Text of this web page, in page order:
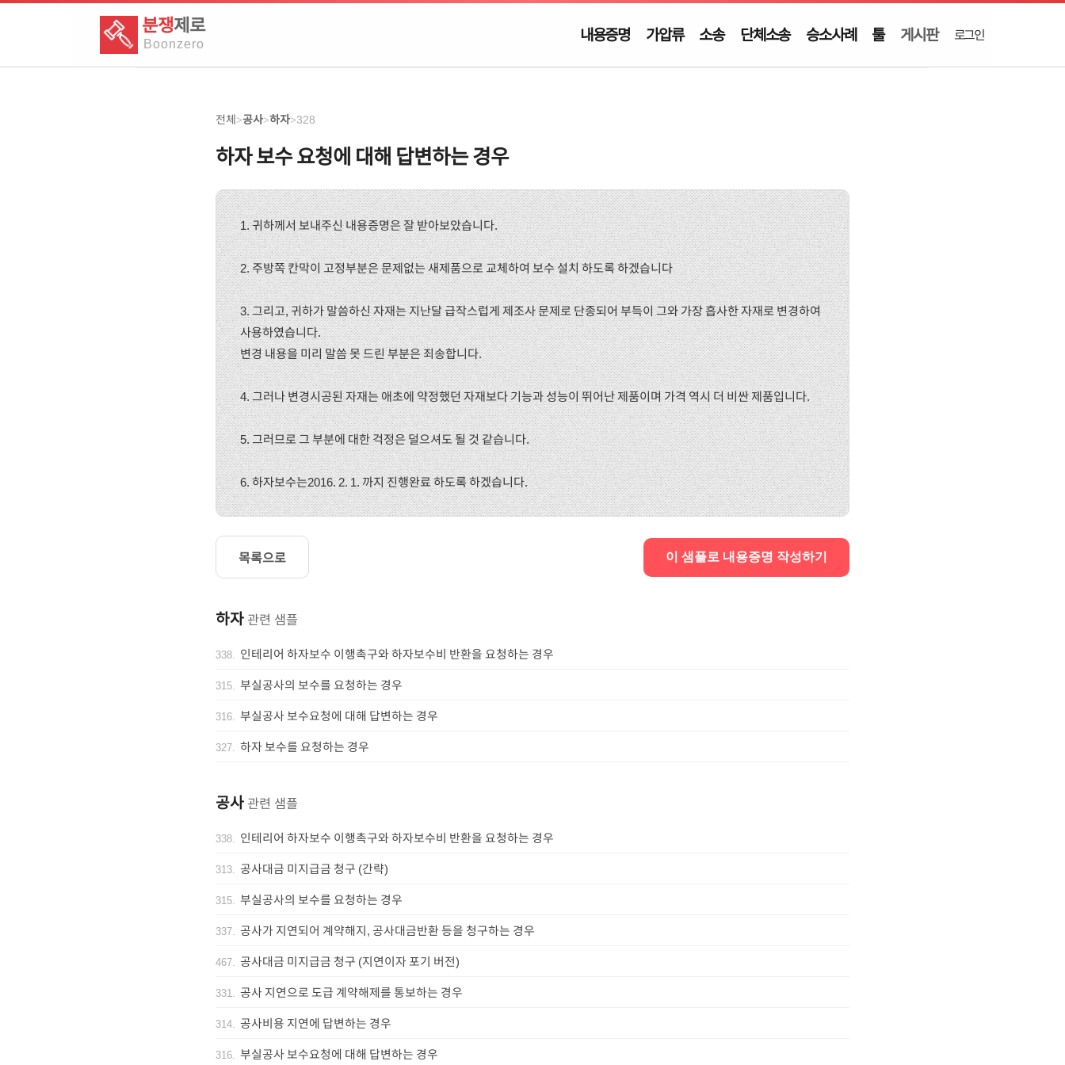
분쟁제로
Boonzero 내용증명 가압류 소송 단체소송 승소사례 툴 게시판 로그인
전체>공사>하자>328
하자 보수 요청에 대해 답변하는 경우
1. 귀하께서 보내주신 내용증명은 잘 받아보았습니다.
2. 주방쪽 칸막이 고정부분은 문제없는 새제품으로 교체하여 보수 설치 하도록 하겠습니다
3. 그리고, 귀하가 말씀하신 자재는 지난달 급작스럽게 제조사 문제로 단종되어 부득이 그와 가장 흡사한 자재로 변경하여
사용하였습니다.
변경 내용을 미리 말씀 못 드린 부분은 죄송합니다.
4. 그러나 변경시공된 자재는 애초에 약정했던 자재보다 기능과 성능이 뛰어난 제품이며 가격 역시 더 비싼 제품입니다.
5. 그러므로 그 부분에 대한 걱정은 덜으셔도 될 것 같습니다.
6. 하자보수는2016. 2. 1. 까지 진행완료 하도록 하겠습니다.
목록으로 이 샘플로 내용증명 작성하기
하자 관련 샘플
338. 인테리어 하자보수 이행촉구와 하자보수비 반환을 요청하는 경우
315. 부실공사의 보수를 요청하는 경우
316. 부실공사 보수요청에 대해 답변하는 경우
327. 하자 보수를 요청하는 경우
공사 관련 샘플
338. 인테리어 하자보수 이행촉구와 하자보수비 반환을 요청하는 경우
313. 공사대금 미지급금 청구 (간략)
315. 부실공사의 보수를 요청하는 경우
337. 공사가 지연되어 계약해지, 공사대금반환 등을 청구하는 경우
467. 공사대금 미지급금 청구 (지연이자 포기 버전)
331. 공사 지연으로 도급 계약해제를 통보하는 경우
314. 공사비용 지연에 답변하는 경우
316. 부실공사 보수요청에 대해 답변하는 경우